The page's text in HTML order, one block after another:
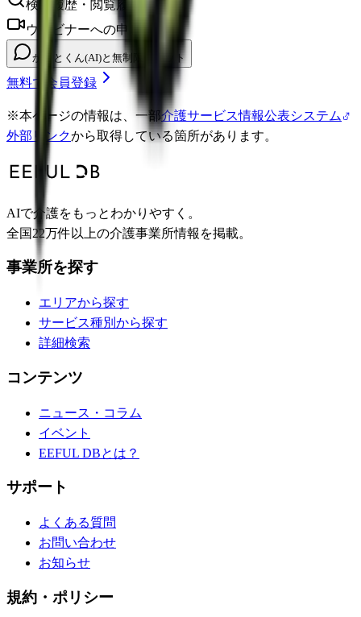
検索履歴・閲覧履歴の確認
ウェビナーへの申し込み
かいとくん(AI)と無制限チャット
無料で会員登録
※本ページの情報は、一部介護サービス情報公表システム
外部リンクから取得している箇所があります。
AIで介護をもっとわかりやすく。
全国22万件以上の介護事業所情報を掲載。
事業所を探す
エリアから探す
サービス種別から探す
詳細検索
コンテンツ
ニュース・コラム
イベント
EEFUL DBとは？
サポート
よくある質問
お問い合わせ
お知らせ
規約・ポリシー